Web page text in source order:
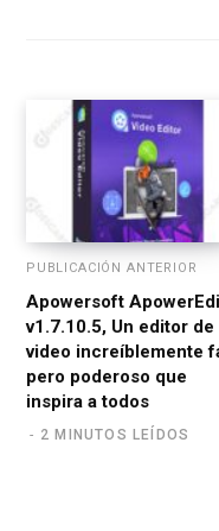
PUBLICACIÓN ANTERIOR
Apowersoft
v1.7.10.5, Un editor de
video increíblemente
pero poderoso que
inspira a todos
2 MINUTOS LEÍDOS